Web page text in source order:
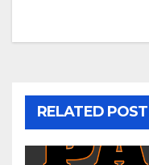
RELATED POST